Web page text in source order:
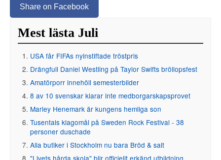
Share on Facebook
Mest lästa Juli
USA får FIFAs nyinstiftade tröstpris
Drängfull Daniel Westling på Taylor Swifts bröllopsfest
Amatörporr innehöll semesterbilder
8 av 10 svenskar klarar inte medborgarskapsprovet
Marley Henemark är kungens hemliga son
Tusentals klagomål på Sweden Rock Festival - 38
personer duschade
Alla butiker i Stockholm nu bara Bröd & salt
"Livets hårda skola" blir officiellt erkänd utbildning